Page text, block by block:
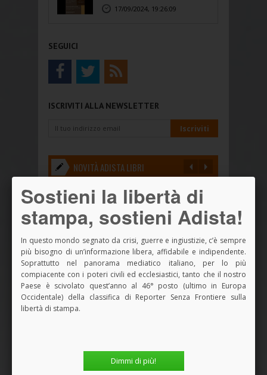
17/09/2024, 19:26:09
SEGUICI
ISCRIVITI ALLA NEWSLETTER
NOVITÀ ADISTA LIBRI
Sostieni la libertà di
stampa, sostieni Adista!
In questo mondo segnato da crisi, guerre e ingiustizie, c’è sempre
più bisogno di un’informazione libera, affidabile e indipendente.
Soprattutto nel panorama mediatico italiano, per lo più
compiacente con i poteri civili ed ecclesiastici, tanto che il nostro
Paese è scivolato quest’anno al 46° posto (ultimo in Europa
Occidentale) della classifica di Reporter Senza Frontiere sulla
libertà di stampa.
Dimmi di più!